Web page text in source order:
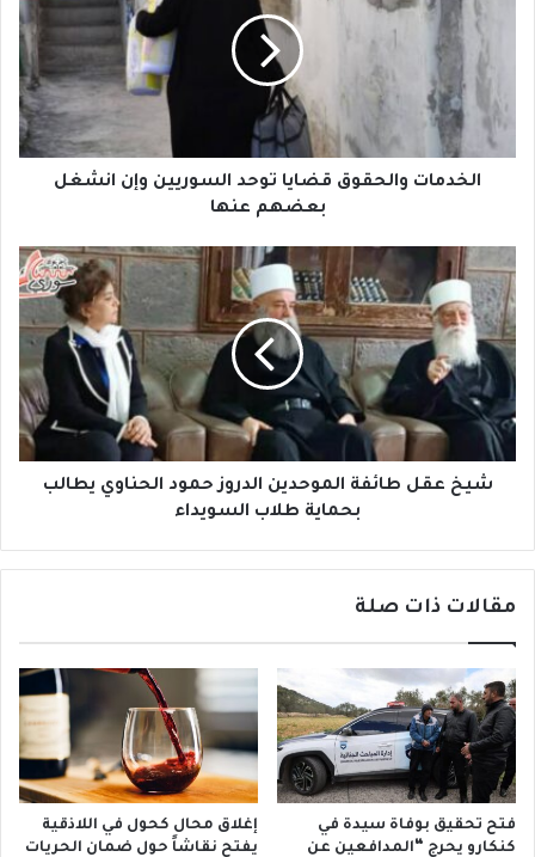
ت
ا
و
ق
ق
ض
ا
ي
ا
ت
ل
و
ي
ن
و
ن
ا
ن
الخدمات والحقوق قضايا توحد السوريين وإن انشغل
بعضهم عنها
ش
ي
خ
ع
ق
ل
ط
ا
ئ
و
ي
ن
ا
د
شيخ عقل طائفة الموحدين الدروز حمود الحناوي يطالب
بحماية طلاب السويداء
مقالات ذات صلة
فتح تحقيق بوفاة سيدة في
كنكارو يحرج “المدافعين عن
إغلاق محال كحول في اللاذقية
يفتح نقاشاً حول ضمان الحريات